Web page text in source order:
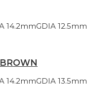
14.2mmGDIA 12.5mm
14.2mmGDIA 13.5mm